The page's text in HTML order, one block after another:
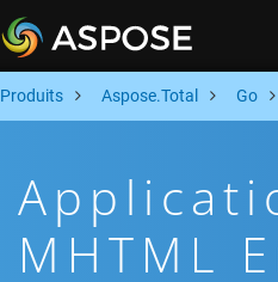
Produits Aspose.Total Go
MHTML